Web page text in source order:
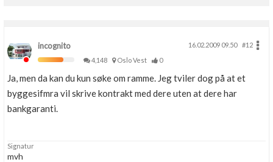
incognito 16.02.2009 09.50
#12
4,148
Oslo Vest 0
Ja, men da kan du kun søke om ramme. Jeg tviler dog på at et
byggesifmra vil skrive kontrakt med dere uten at dere har
bankgaranti.
Signatur
mvh